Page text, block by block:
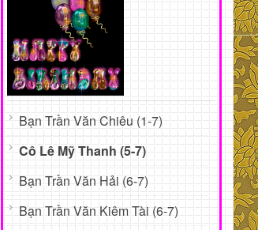
Bạn Trần Văn Chiêu (1-7)
Cô Lê Mỹ Thanh (5-7)
Bạn Trần Văn Hải (6-7)
Bạn Trần Văn Kiêm Tài (6-7)